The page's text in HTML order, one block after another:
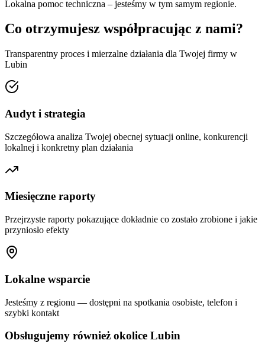
Lokalna pomoc techniczna – jesteśmy w tym samym regionie.
Co otrzymujesz współpracując z nami?
Transparentny proces i mierzalne działania dla Twojej firmy w
Lubin
Audyt i strategia
Szczegółowa analiza Twojej obecnej sytuacji online, konkurencji
lokalnej i konkretny plan działania
Miesięczne raporty
Przejrzyste raporty pokazujące dokładnie co zostało zrobione i jakie
przyniosło efekty
Lokalne wsparcie
Jesteśmy z regionu — dostępni na spotkania osobiste, telefon i
szybki kontakt
Obsługujemy również okolice Lubin